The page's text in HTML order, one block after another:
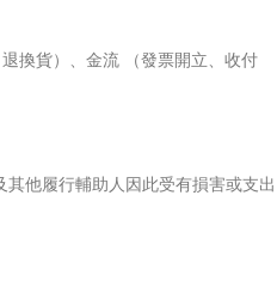
換貨）、金流 （發票開立、收付
他履行輔助人因此受有損害或支出